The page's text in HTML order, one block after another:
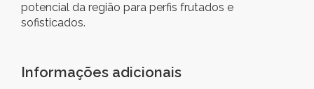
potencial da região para perfis frutados e
sofisticados.
Informações adicionais